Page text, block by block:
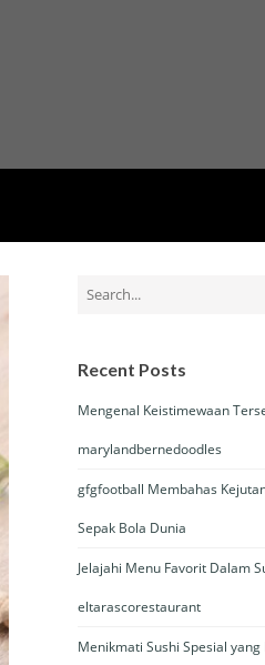
for:
Recent Posts
Mengenal Keistimewaan
marylandbernedoodles
gfgfootball Membahas
Sepak Bola Dunia
Jelajahi Menu Favorit Dalam
eltarascorestaurant
Menikmati Sushi Spesial